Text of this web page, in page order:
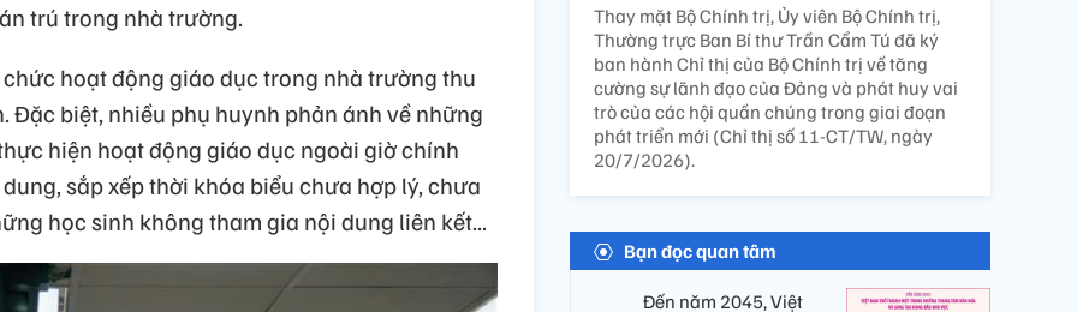
trú trong nhà trường.
hoạt động giáo dục trong nhà trường thu
Đặc biệt, nhiều phụ huynh phản ánh về những
hiện hoạt động giáo dục ngoài giờ chính
sắp xếp thời khóa biểu chưa hợp lý, chưa
học sinh không tham gia nội dung liên kết...
Thay mặt Bộ Chính trị, Ủy viên Bộ Chính trị,
Thường trực Ban Bí thư Trần Cẩm Tú đã ký
ban hành Chỉ thị của Bộ Chính trị về tăng
cường sự lãnh đạo của Đảng và phát huy vai
trò của các hội quần chúng trong giai đoạn
phát triển mới (Chỉ thị số 11-CT/TW, ngày
20/7/2026).
Bạn đọc quan tâm
Đến năm 2045, Việt